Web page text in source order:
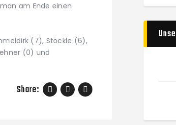
am Ende einen
(7), Stöckle (6),
(0) und
Share: